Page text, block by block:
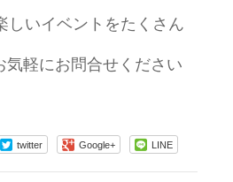
しいイベントをたくさん
気軽にお問合せください
twitter Google+ LINE